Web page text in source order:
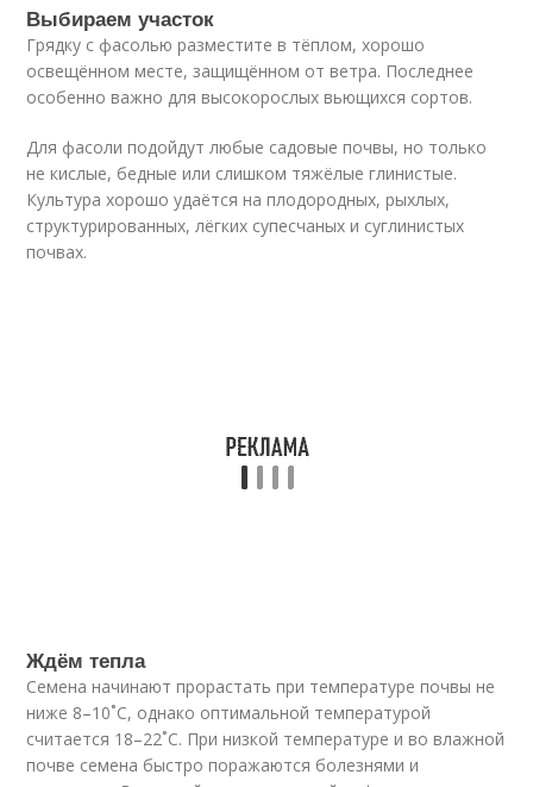
Выбираем участок
Грядку с фасолью разместите в тёплом, хорошо
освещённом месте, защищённом от ветра. Последнее
особенно важно для высокорослых вьющихся сортов.
Для фасоли подойдут любые садовые почвы, но только
не кислые, бедные или слишком тяжёлые глинистые.
Культура хорошо удаётся на плодородных, рыхлых,
структурированных, лёгких супесчаных и су­глинистых
почвах.
Ждём тепла
Семена начинают прорастать при температуре почвы не
ниже 8–10˚C, однако оптимальной температурой
считается 18–22˚C. При низкой температуре и во влажной
почве семена быстро поражаются болезнями и